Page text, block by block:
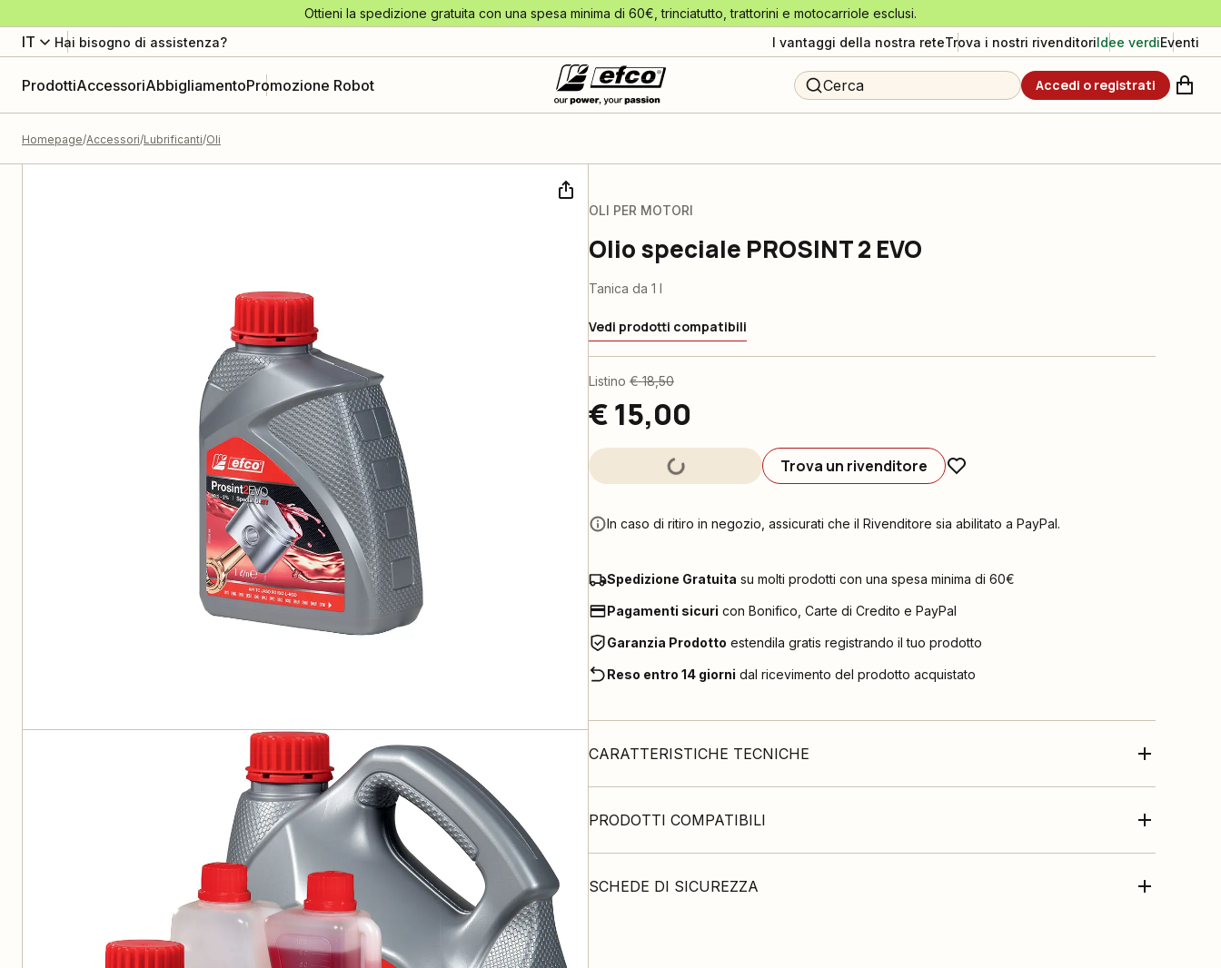
Ottieni la spedizione gratuita con una spesa minima di 60€, trinciatutto, trattorini e motocarriole esclusi.
IT Hai bisogno di assistenza? I vantaggi della nostra reteTrova i nostri rivenditoriIdee verdiEventi
ProdottiAccessoriAbbigliamentoPromozione Robot Cerca Accedi o registrati
Homepage Accessori Lubrificanti Oli
OLI PER MOTORI
Olio speciale PROSINT 2 EVO
Tanica da 1 l
Vedi prodotti compatibili
Listino € 18,50
€ 15,00
Trova un rivenditore
In caso di ritiro in negozio, assicurati che il Rivenditore sia abilitato a PayPal.
Spedizione Gratuita su molti prodotti con una spesa minima di 60€
Pagamenti sicuri con Bonifico, Carte di Credito e PayPal
Garanzia Prodotto estendila gratis registrando il tuo prodotto
Reso entro 14 giorni dal ricevimento del prodotto acquistato
CARATTERISTICHE TECNICHE
PRODOTTI COMPATIBILI
SCHEDE DI SICUREZZA